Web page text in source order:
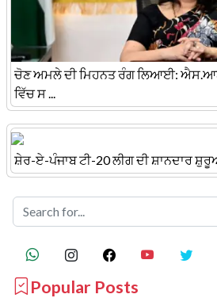
ਚੋਣ ਅਮਲੇ ਦੀ ਮਿਹਨਤ ਰੰਗ ਲਿਆਈ:
ਵਿੱਚ ਸ ...
ਸ਼ੇਰ-ਏ-ਪੰਜਾਬ ਟੀ-20 ਲੀਗ ਦੀ ਸ਼ਾਨਦਾਰ
Popular Posts